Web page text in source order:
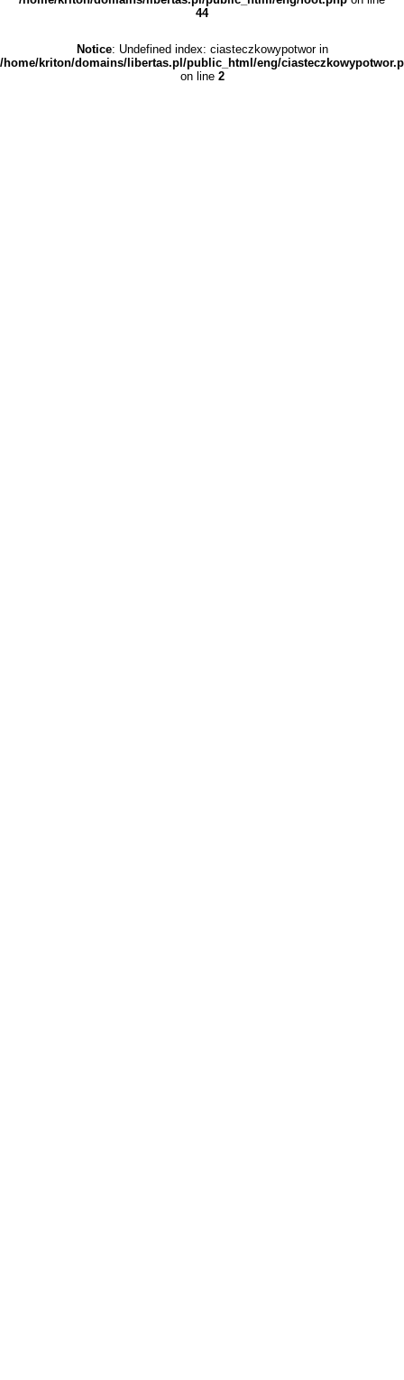
44
Notice: Undefined index: ciasteczkowypotwor in
/home/kriton/domains/libertas.pl/public_html/eng/
on line 2